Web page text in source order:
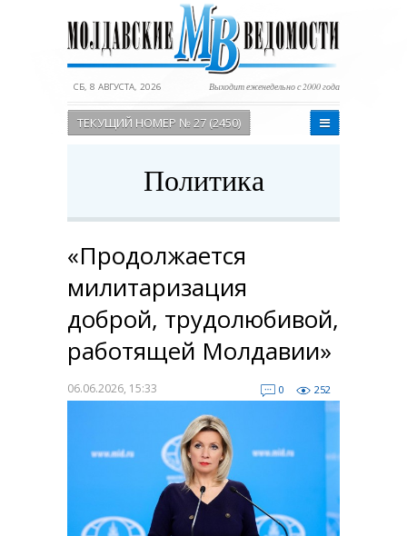
СБ, 8 АВГУСТА, 2026 Выходит еженедельно с 2000 года
ТЕКУЩИЙ НОМЕР № 27 (2450)
Политика
«Продолжается
милитаризация
доброй, трудолюбивой,
работящей Молдавии»
06.06.2026, 15:33 0 252